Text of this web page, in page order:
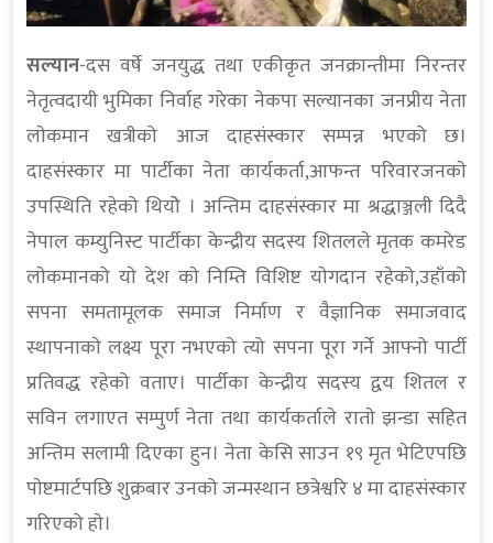
सल्यान-दस वर्षे जनयुद्ध तथा एकीकृत जनक्रान्तीमा निरन्तर
नेतृत्वदायी भुमिका निर्वाह गरेका नेकपा सल्यानका जनप्रीय नेता
लाेकमान खत्रीको आज दाहसंस्कार सम्पन्न भएको छ।
दाहसंस्कार मा पार्टीका नेता कार्यकर्ता,आफन्त परिवारजनकाे
उपस्थिति रहेको थियोे । अन्तिम दाहसंस्कार मा श्रद्धाञ्जली दिदै
नेपाल कम्युनिस्ट पार्टीका केन्द्रीय सदस्य शितलले मृतक कमरेड
लाेकमानको याे देश काे निम्ति विशिष्ट याेगदान रहेको,उहाँको
सपना समतामूलक समाज निर्माण र वैज्ञानिक समाजवाद
स्थापनाकाे लक्ष्य पूरा नभएको त्यो सपना पूरा गर्ने आफ्नो पार्टी
प्रतिवद्ध रहेको वताए। पार्टीका केन्द्रीय सदस्य द्वय शितल र
सविन लगाएत सम्पुर्ण नेता तथा कार्यकर्ताले राताे झन्डा सहित
अन्तिम सलामी दिएका हुन। नेता केसि साउन १९ मृत भेटिएपछि
पाेष्टमार्टपछि शुक्रबार उनको जन्मस्थान छत्रेश्वरि ४ मा दाहसंस्कार
गरिएको हाे।